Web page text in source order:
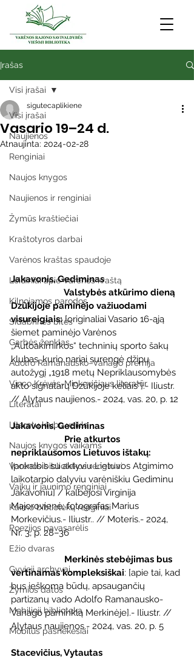
Įrašas
Visi įrašai
Naujienos
Renginiai
Naujos knygos
Naujienos ir renginiai
Žymūs kraštiečiai
Kraštotyros darbai
Varėnos kraštas spaudoje
Leidiniai apie Varėnos kraštą
Kilnojamos parodos
Sidabrinės bitės
Garbės ženklas
Adolfo Ramanausko–Vanago premija
Vinco Krėvės-Mickevičiaus literatūr
Literatai
Literatų klubo veikla
Naujos knygos vaikams
Varėnos bibliotekos renginiai
Vaikų ir jaunimo renginiai
Kaimo bibliotekų renginiai
Poezijos pavasarėlis
Ežio dvaras
Gyvieji archyvai
Žymios datos
Mobilioji biblioteka
Mobilūs pašnekesiai
Visi įrašai
Vasario 19–24 d.
sigutecaplikiene
Atnaujinta: 2024-02-28
Jakavonis, Gediminas
Valstybės atkūrimo dieną
Dzūkijoje paminėjo važiuodami
visureigiais: [originaliai Vasario 16-ąją
šiemet paminėjo Varėnos
„Autoakimirkos“ techninių sporto šakų
klubas, kurio nariai surengė džipų
autožygį „1918 metų Nepriklausomybės
akto signatarų Dzūkijoje keliais“].- Iliustr.
// Alytaus naujienos.- 2024, vas. 20, p. 12
Jakavonis, Gediminas
Prie atkurtos
nepriklausomos Lietuvos ištakų:
[pokalbis su aktyviu Lietuvos Atgimimo
laikotarpio dalyviu varėniškiu Gediminu
Jakavoniu] / kalbėjosi Virginija
Majorovienė; fotografas Marius
Morkevičius.- Iliustr.. // Moteris.- 2024,
Nr. 3, p. 28–36
Merkinės stebėjimas bus
vertinamas kompleksiškai: [apie tai, kad
bus ieškoma būdų, apsaugančių
partizanų vado Adolfo Ramanausko-
Vanago paminklą Merkinėje].- Iliustr. //
Alytaus naujienos.- 2024, vas. 20, p. 5
Stacevičius, Vytautas